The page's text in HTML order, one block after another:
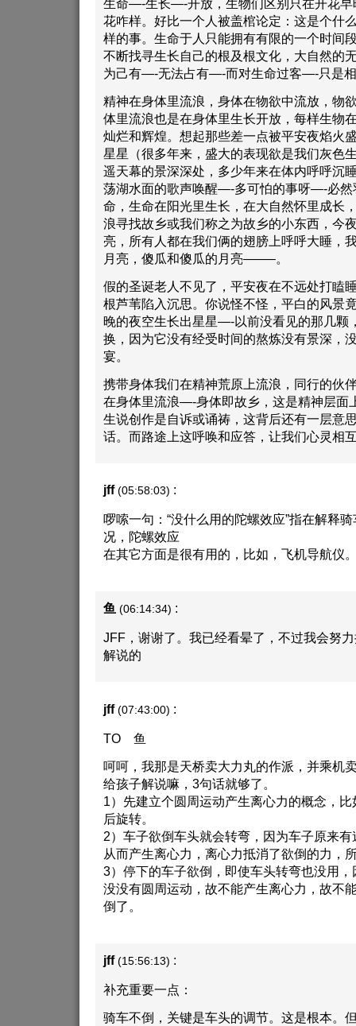
生命—-生长—-开放，生物们区别只在开花早
花咋样。好比一个人被盖棺论定：这是个什
样的事。生命于人只能拥有有限的一个时间
不断找寻生长自己的根及根文化，大自然的
为己有—-无法占有—-而对生命过客—-只是
精神在身体里流浪，身体在物欲中流放，物
体里流浪也是在身体里生长开放，每样生物
灿烂和辉煌。想起那些差一点被平安夜焰火
星星（很多年来，盛大的表现欲是我们灰色
遥天幕的景深深处，多少年来在体内呼呼沉
荡湖水面的歌声唤醒—-多可怕的事呀—-必然
命，生命在阳光里生长，在大自然怀里成长
浪寻找故乡或我们称之为故乡的小东西，今
亮，所有人都在我们俩的翅膀上呼呼大睡，
月亮，傻瓜和傻瓜的月亮——–。
假的圣诞老人不见了，平安夜在不远处打瞌
根芦苇陷入沉思。你说怪不怪，平白的风景
晚的夜空生长出星星—-以前没看见的那几颗
换，因为它没有经受时间的熬炼没有景深，
宴。
携带身体我们在精神荒原上流浪，同行的伙
在身体里流浪—-身体即故乡，这是精神层面
生说创作是自诉或诵祷，这背后还有一层意
话。而路途上这呼唤和应答，让我们心灵相
jff (05:58:03) :
啰嗦一句：“没什么用的陀螺效应”指在解释
况，陀螺效应
在其它方面是很有用的，比如，飞机导航仪
鱼 (06:14:34) :
JFF，谢谢了。我已经看晕了，不过我会努
解说的
jff (07:43:00) :
TO 鱼
呵呵，我那是天桥卖大力丸的作派，并乘机
给孩子解说嘛，3句话就够了。
1）先建立个圆周运动产生离心力的概念，
后旋转。
2）车子欲倒车头就会转弯，因为车子原来
从而产生离心力，离心力抵消了欲倒的力，
3）停下的车子欲倒，即使车头转弯也没用
没没有圆周运动，故不能产生离心力，故不
倒了。
jff (15:56:13) :
补充重要一点：
骑车不倒，关键是车头的调节。这是根本。